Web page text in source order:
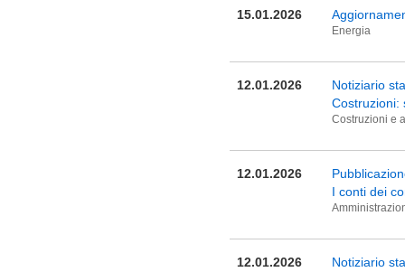
15.01.2026
Energia
12.01.2026
Notiziario
Costruzioni:
Costruzioni e
12.01.2026
I conti dei
12.01.2026
Notiziario